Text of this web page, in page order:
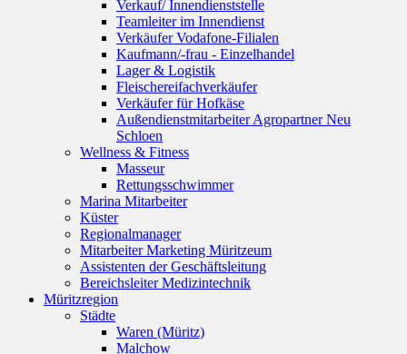
Verkauf/ Innendienststelle
Teamleiter im Innendienst
Verkäufer Vodafone-Filialen
Kaufmann/-frau - Einzelhandel
Lager & Logistik
Fleischereifachverkäufer
Verkäufer für Hofkäse
Außendienstmitarbeiter Agropartner Neu
Schloen
Wellness & Fitness
Masseur
Rettungsschwimmer
Marina Mitarbeiter
Küster
Regionalmanager
Mitarbeiter Marketing Müritzeum
Assistenten der Geschäftsleitung
Bereichsleiter Medizintechnik
Müritzregion
Städte
Waren (Müritz)
Malchow